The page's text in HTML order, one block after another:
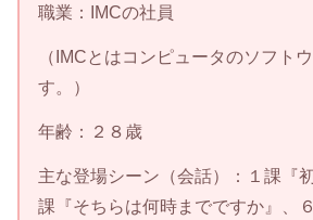
職業：IMCの社員
（IMCとはコンピュータのソフト
す。）
年齢：２８歳
主な登場シーン（会話）：１課『
課『そちらは何時までですか』、